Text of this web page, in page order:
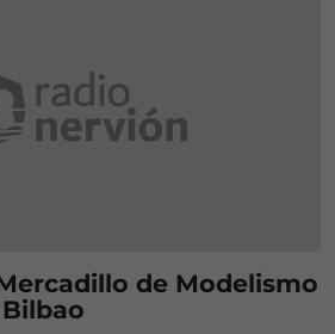
de Modelismo